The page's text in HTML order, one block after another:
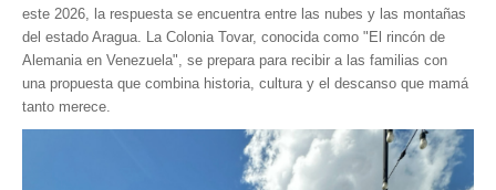
este 2026, la respuesta se encuentra entre las nubes y las montañas
del estado Aragua. La Colonia Tovar, conocida como "El rincón de
Alemania en Venezuela", se prepara para recibir a las familias con
una propuesta que combina historia, cultura y el descanso que mamá
tanto merece.